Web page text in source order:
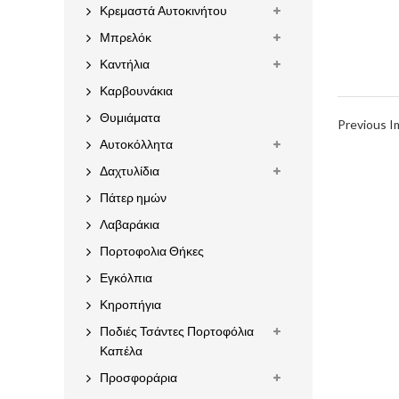
Previous
Κρεμαστά Αυτοκινήτου
Μπρελόκ
Καντήλια
Καρβουνάκια
Θυμιάματα
Αυτοκόλλητα
Δαχτυλίδια
Πάτερ ημών
Λαβαράκια
Πορτοφολια Θήκες
Εγκόλπια
Κηροπήγια
Ποδιές Τσάντες Πορτοφόλια
Καπέλα
Προσφοράρια